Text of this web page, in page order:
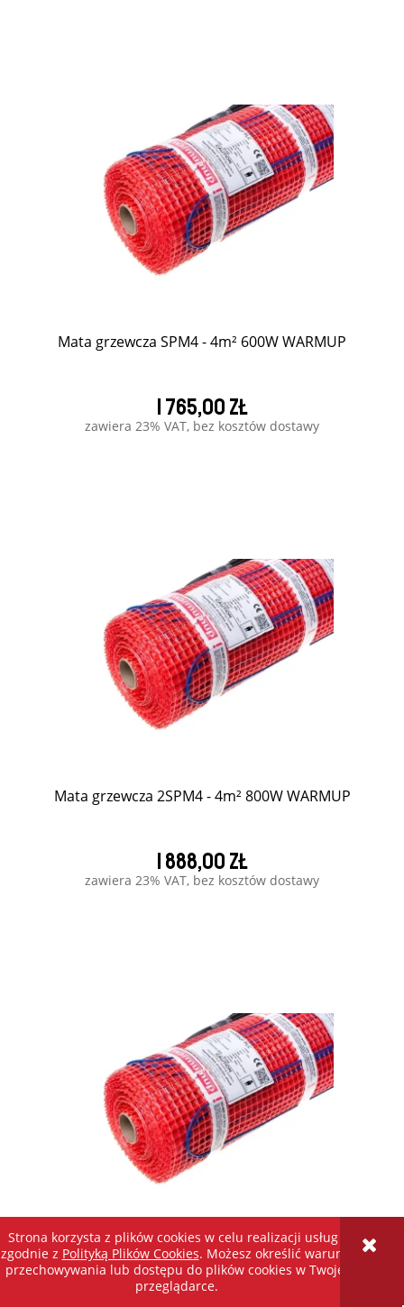
Strona korzysta z plików cookies w celu realizacji usług i
zgodnie z Polityką Plików Cookies. Możesz określić warunki
przechowywania lub dostępu do plików cookies w Twojej
przeglądarce.
Mata grzewcza SPM4 - 4m² 600W WARMUP
1 765,00 zł
zawiera 23% VAT, bez kosztów dostawy
Mata grzewcza 2SPM4 - 4m² 800W WARMUP
1 888,00 zł
zawiera 23% VAT, bez kosztów dostawy
Mata grzewcza SPM4.5 - 4.5m² 675W
WARMUP